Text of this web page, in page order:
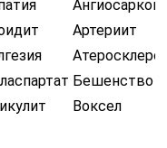
Артериит
Бешенство
Воксел